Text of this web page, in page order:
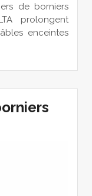
de borniers
prolongent
enceintes